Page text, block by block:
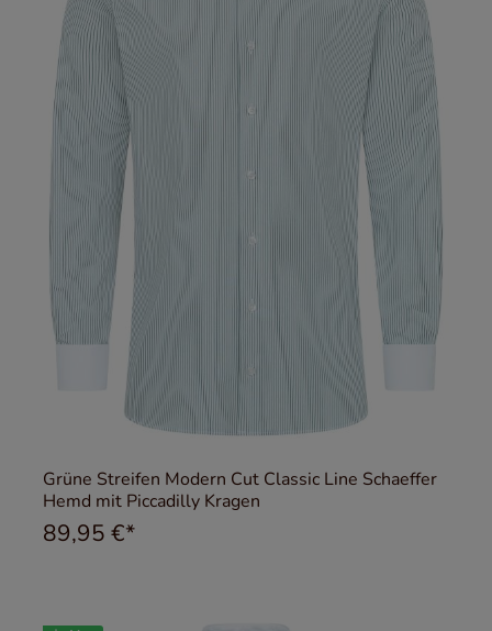
Grüne Streifen Modern Cut Classic Line Schaeffer
Hemd mit Piccadilly Kragen
89,95 €*